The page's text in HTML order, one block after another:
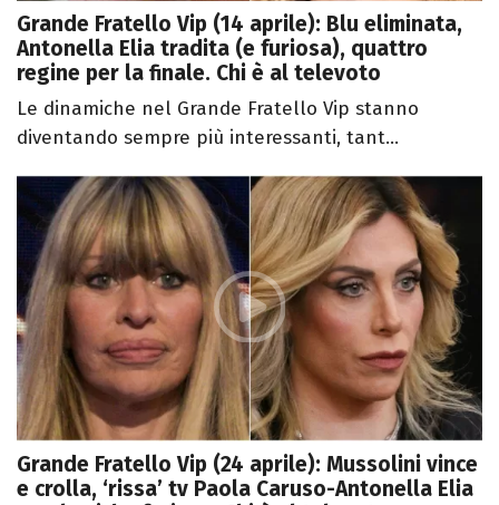
Grande Fratello Vip (14 aprile): Blu eliminata,
Antonella Elia tradita (e furiosa), quattro
regine per la finale. Chi è al televoto
Le dinamiche nel Grande Fratello Vip stanno
diventando sempre più interessanti, tant...
Grande Fratello Vip (24 aprile): Mussolini vince
e crolla, ‘rissa’ tv Paola Caruso-Antonella Elia